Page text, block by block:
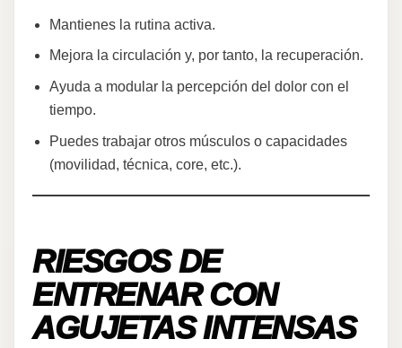
Mantienes la rutina activa.
Mejora la circulación y, por tanto, la recuperación.
Ayuda a modular la percepción del dolor con el
tiempo.
Puedes trabajar otros músculos o capacidades
(movilidad, técnica, core, etc.).
RIESGOS DE
ENTRENAR CON
AGUJETAS INTENSAS